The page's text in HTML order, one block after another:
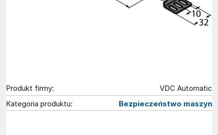
Produkt firmy:
VDC Automatic
Kategoria produktu:
Bezpieczeństwo maszyn